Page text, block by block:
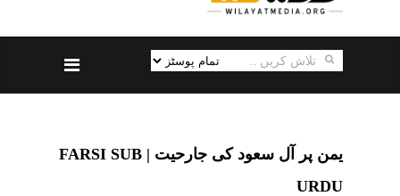
یمن پر آل سعود کی جارحیت | FARSI SUB
URDU